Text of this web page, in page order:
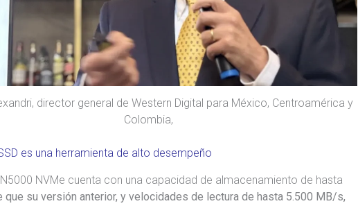
director general de Western Digital para México, Centroamérica y
Colombia,
es una herramienta de alto desempeño
NVMe cuenta con una capacidad de almacenamiento de hasta
que su versión anterior, y velocidades de lectura de hasta 5.500 MB/s,